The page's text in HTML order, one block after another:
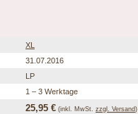
XL
31.07.2016
LP
1 – 3 Werktage
25,95 € (inkl. MwSt. zzgl. Versand)